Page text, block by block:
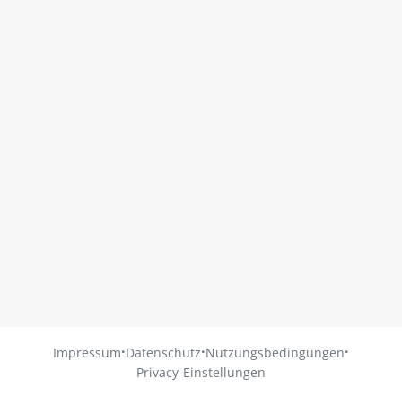
Impressum·Datenschutz·Nutzungsbedingungen·
Privacy-Einstellungen